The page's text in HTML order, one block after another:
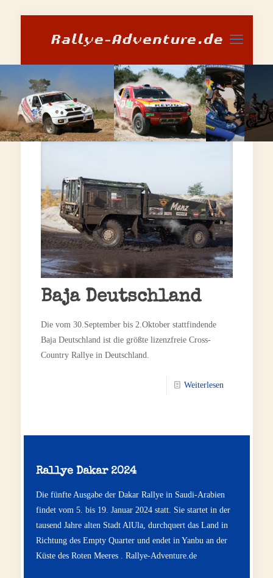
Baja Deutschland
Die vom 30.September bis 2.Oktober stattfindende
Baja Deutschland ist die größte lizenzfreie Cross-
Country Rallye in Deutschland.
Weiterlesen
Rallye Dakar 2024
Die fünfte Ausgabe der Dakar Rallye in Saudi-Arabien
findet vom 5. bis 19. Januar 2024 statt. Sie startet in der
tausend Jahre alten Stadt AlUla, durchquert das Land in
Richtung des Empty Quarter und endet in Yanbu an der
Küste des Roten Meeres . Rallye-Adventure.de